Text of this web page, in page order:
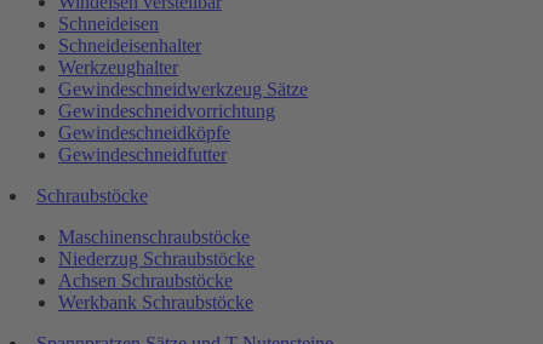
Schneideisen
Schneideisenhalter
Werkzeughalter
Gewindeschneidwerkzeug Sätze
Gewindeschneidvorrichtung
Gewindeschneidköpfe
Gewindeschneidfutter
Schraubstöcke
Maschinenschraubstöcke
Niederzug Schraubstöcke
Achsen Schraubstöcke
Werkbank Schraubstöcke